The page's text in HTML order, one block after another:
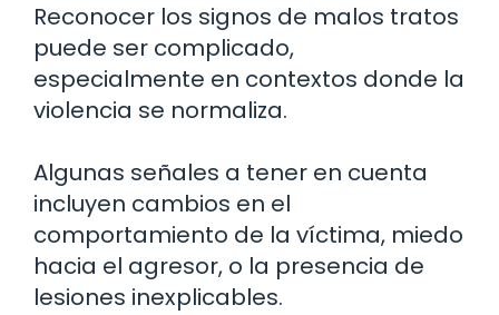
Reconocer los signos de malos tratos
puede ser complicado,
especialmente en contextos donde la
violencia se normaliza.
Algunas señales a tener en cuenta
incluyen cambios en el
comportamiento de la víctima, miedo
hacia el agresor, o la presencia de
lesiones inexplicables.